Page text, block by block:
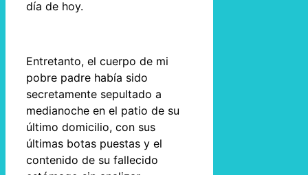
día de hoy.
Entretanto, el cuerpo de mi
pobre padre había sido
secretamente sepultado a
medianoche en el patio de su
último domicilio, con sus
últimas botas puestas y el
contenido de su fallecido